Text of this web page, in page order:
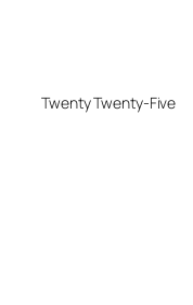
Twenty Twenty-Five